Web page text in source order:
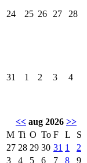
24 25 26 27 28
31 1 2 3 4
<< aug 2026 >>
M Ti O To F L
S
27 28 29 30 31 1
2
3
4 5 6 7 8
9